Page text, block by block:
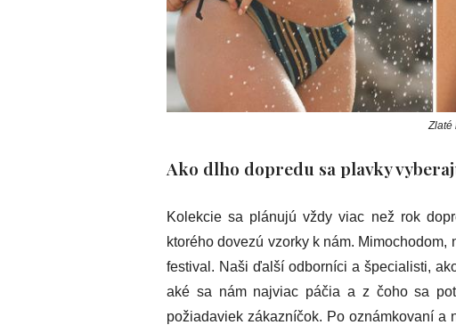
Zlaté
Ako dlho dopredu sa plavky
Kolekcie sa plánujú vždy viac než rok
ktorého dovezú vzorky k nám.
festival. Naši ďalší odborníci a špecialisti,
aké sa nám najviac páčia a z čoho sa
požiadaviek zákazníčok. Po oznámkovaní a